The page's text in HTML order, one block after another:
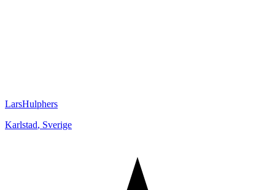
LarsHulphers
Karlstad, Sverige